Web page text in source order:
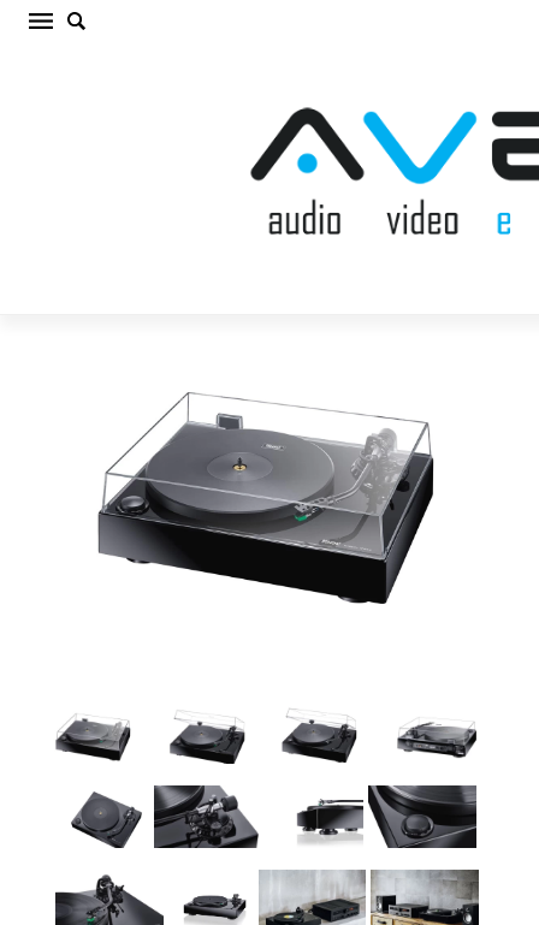
MAGNAT MTT 990 Black VINILA PLAŠU
ATSKAŅOTĀJS (cena par gab.)